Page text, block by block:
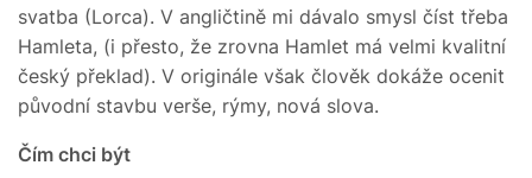
svatba (Lorca). V angličtině mi dávalo smysl číst třeba
Hamleta, (i přesto, že zrovna Hamlet má velmi kvalitní
český překlad). V originále však člověk dokáže ocenit
původní stavbu verše, rýmy, nová slova.
Čím chci být